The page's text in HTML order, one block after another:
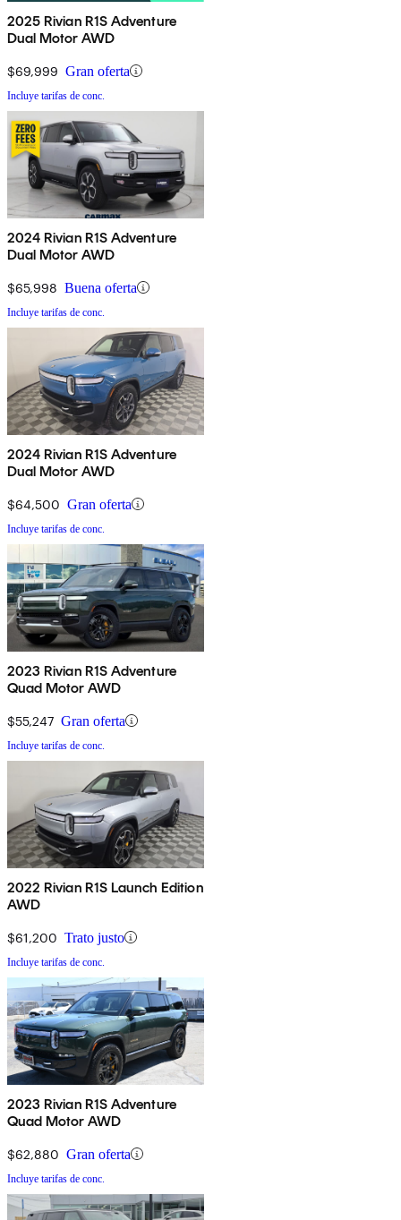
2025 Rivian R1S Adventure
Dual Motor AWD
$69,999 Gran oferta
Incluye tarifas de conc.
2024 Rivian R1S Adventure
Dual Motor AWD
$65,998 Buena oferta
Incluye tarifas de conc.
2024 Rivian R1S Adventure
Dual Motor AWD
$64,500 Gran oferta
Incluye tarifas de conc.
2023 Rivian R1S Adventure
Quad Motor AWD
$55,247 Gran oferta
Incluye tarifas de conc.
2022 Rivian R1S Launch Edition
AWD
$61,200 Trato justo
Incluye tarifas de conc.
2023 Rivian R1S Adventure
Quad Motor AWD
$62,880 Gran oferta
Incluye tarifas de conc.